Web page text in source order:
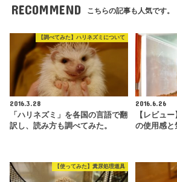
RECOMMEND こちらの記事も人気です。
【調べてみた】ハリネズミについて
2016.3.28
「ハリネズミ」を各国の言語で翻
訳し、読み方も調べてみた。
2016.6.26
【レビュ
の使用感と
【使ってみた】糞尿処理道具